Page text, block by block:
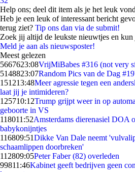
Help ons; deel dit item als je het leuk vond
Heb je een leuk of interessant bericht
terug ziet? Tip ons dan via de submit!
Zoek jij altijd de leukste nieuwtjes en
Meld je aan als nieuwsposter!
Meest gelezen
5667623:08VrijMiBabes #316 (not very
5148823:07Random Pics van de Dag
151213:48Meer agressie tegen een
laat jij je intimideren?
125710:12Trump grijpt weer in op
geboorte in VS
118011:52Amsterdams dierenasiel DOA
babykonijntjes
116809:51Dikke Van Dale neemt
schaamlippen doorbreken'
112809:05Peter Faber (82) overleden
99811:46Kabinet geeft bedrijven geen